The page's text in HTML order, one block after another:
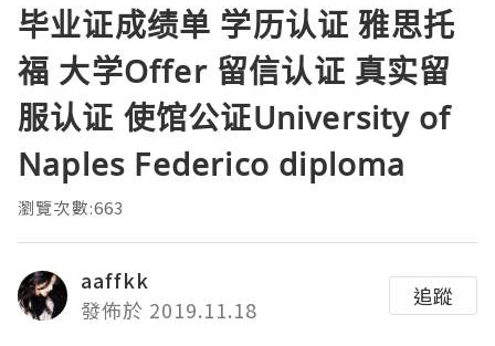
毕业证成绩单 学历认证 雅思托
福 大学Offer 留信认证 真实留
服认证 使馆公证University of
Naples Federico diploma
瀏覽次數:663
aaffkk
發佈於 2019.11.18
追蹤